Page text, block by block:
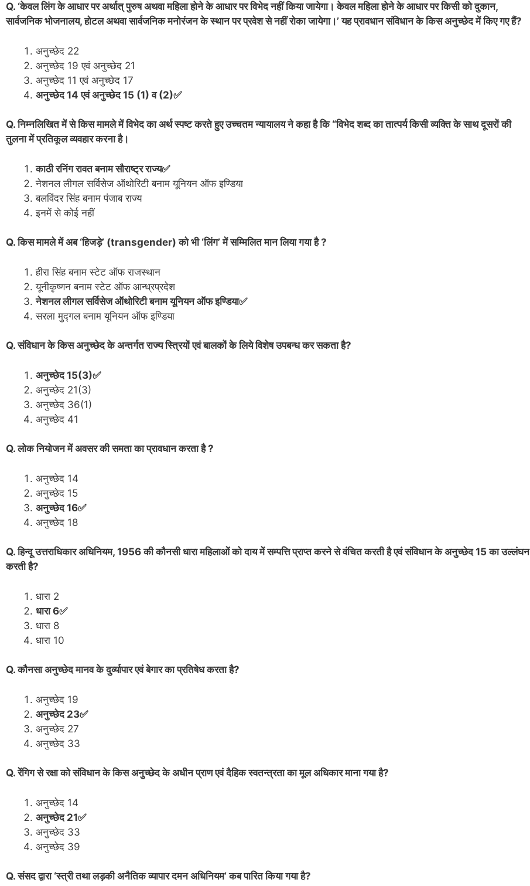
Q. ‘केवल लिंग के आधार पर अर्थात् पुरुष अथवा महिला होने के आधार पर विभेद नहीं किया जायेगा। केवल महिला होने के आधार पर किसी को दुकान,
सार्वजनिक भोजनालय, होटल अथवा सार्वजनिक मनोरंजन के स्थान पर प्रवेश से नहीं रोका जायेगा।’ यह प्रावधान संविधान के किस अनुच्छेद में किए गए हैं?
अनुच्छेद 22
अनुच्छेद 19 एवं अनुच्छेद 21
अनुच्छेद 11 एवं अनुच्छेद 17
अनुच्छेद 14 एवं अनुच्छेद 15 (1) व (2)✅
Q. निम्नलिखित में से किस मामले में विभेद का अर्थ स्पष्ट करते हुए उच्चतम न्यायालय ने कहा है कि “विभेद शब्द का तात्पर्य किसी व्यक्ति के साथ दूसरों की
तुलना में प्रतिकूल व्यवहार करना है।
काठी रनिंग रावत बनाम सौराष्ट्र राज्य✅
नेशनल लीगल सर्विसेज ऑथोरिटी बनाम यूनियन ऑफ इण्डिया
बलविंदर सिंह बनाम पंजाब राज्य
इनमें से कोई नहीं
Q. किस मामले में अब ‘हिजड़े’ (transgender) को भी ‘लिंग’ में सम्मिलित मान लिया गया है ?
हीरा सिंह बनाम स्टेट ऑफ राजस्थान
यूनीकृष्णन बनाम स्टेट ऑफ आन्ध्रप्रदेश
नेशनल लीगल सर्विसेज ऑथोरिटी बनाम यूनियन ऑफ इण्डिया✅
सरला मुद्गल बनाम यूनियन ऑफ इण्डिया
Q. संविधान के किस अनुच्छेद के अन्तर्गत राज्य स्त्रियों एवं बालकों के लिये विशेष उपबन्ध कर सकता है?
अनुच्छेद 15(3)✅
अनुच्छेद 21(3)
अनुच्छेद 36(1)
अनुच्छेद 41
Q. लोक नियोजन में अवसर की समता का प्रावधान करता है ?
अनुच्छेद 14
अनुच्छेद 15
अनुच्छेद 16✅
अनुच्छेद 18
Q. हिन्दू उत्तराधिकार अधिनियम, 1956 की कौनसी धारा महिलाओं को दाय में सम्पत्ति प्राप्त करने से वंचित करती है एवं संविधान के अनुच्छेद 15 का उल्लंघन
करती है?
धारा 2
धारा 6✅
धारा 8
धारा 10
Q. कौनसा अनुच्छेद मानव के दुर्व्यापार एवं बेगार का प्रतिषेध करता है?
अनुच्छेद 19
अनुच्छेद 23✅
अनुच्छेद 27
अनुच्छेद 33
Q. रेंगिग से रक्षा को संविधान के किस अनुच्छेद के अधीन प्राण एवं दैहिक स्वतन्त्रता का मूल अधिकार माना गया है?
अनुच्छेद 14
अनुच्छेद 21✅
अनुच्छेद 33
अनुच्छेद 39
Q. संसद द्वारा ‘स्त्री तथा लड़की अनैतिक व्यापार दमन अधिनियम’ कब पारित किया गया है?